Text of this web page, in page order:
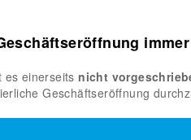
es einerseits nicht
Geschäftseröffnung